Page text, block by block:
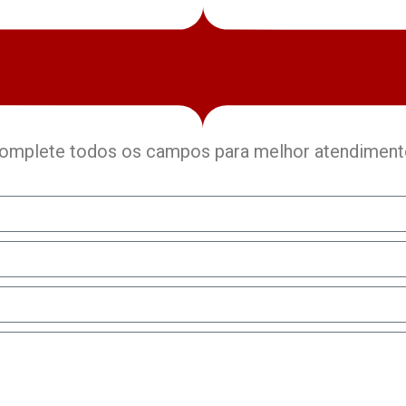
todos os campos para melhor